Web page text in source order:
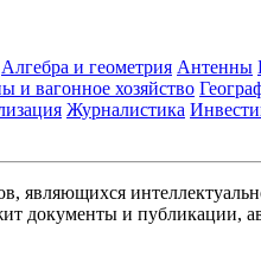
Алгебра и геометрия Антенны
и вагонное хозяйство
Журналистика
являющихся
документы и публикации,